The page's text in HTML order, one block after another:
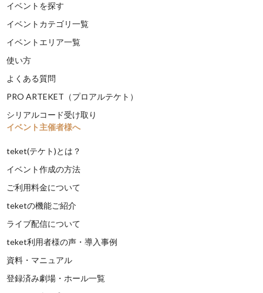
イベントを探す
イベントカテゴリ一覧
イベントエリア一覧
使い方
よくある質問
PRO ARTEKET（プロアルテケト）
シリアルコード受け取り
イベント主催者様へ
teket(テケト)とは？
イベント作成の方法
ご利用料金について
teketの機能ご紹介
ライブ配信について
teket利用者様の声・導入事例
資料・マニュアル
登録済み劇場・ホール一覧